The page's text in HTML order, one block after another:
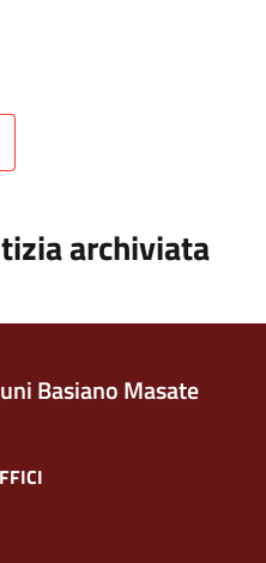
archiviata
Basiano Masate